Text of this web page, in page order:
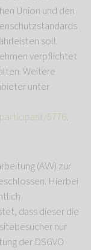
Union und den
soll.
verpflichtet
Weitere
unter
5776.
(AVV) zur
Hierbei
dass dieser die
nur
der DSGVO